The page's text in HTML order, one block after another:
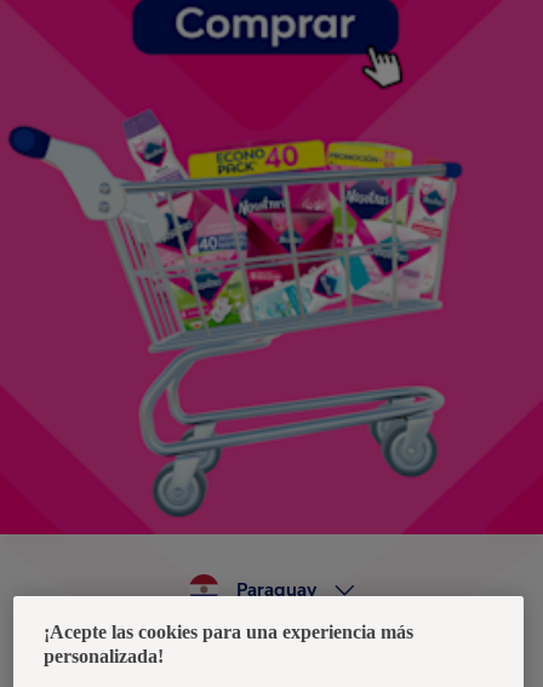
Política de privacidad de datos
Paraguay
¡Acepte las cookies para una experiencia más
personalizada!